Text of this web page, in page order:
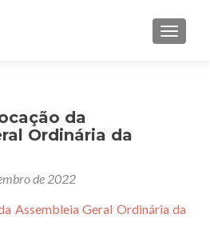
da
Ordinária da
de 2022
Assembleia Geral Ordinária da